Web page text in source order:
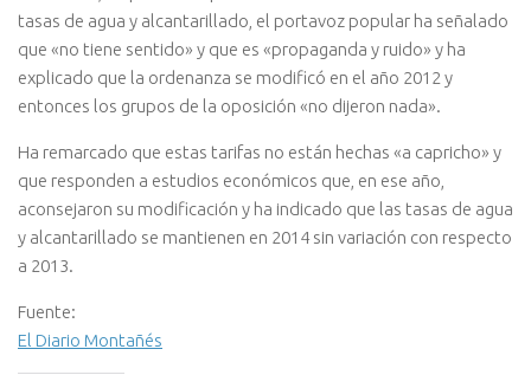
tasas de agua y alcantarillado, el portavoz popular ha señalado
que «no tiene sentido» y que es «propaganda y ruido» y ha
explicado que la ordenanza se modificó en el año 2012 y
entonces los grupos de la oposición «no dijeron nada».
Ha remarcado que estas tarifas no están hechas «a capricho» y
que responden a estudios económicos que, en ese año,
aconsejaron su modificación y ha indicado que las tasas de agua
y alcantarillado se mantienen en 2014 sin variación con respecto
a 2013.
Fuente:
El Diario Montañés